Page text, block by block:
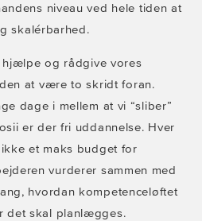
niveau ved hele tiden at
skalérbarhed.
og rådgive vores
at være to skridt foran.
dage i mellem at vi “sliber”
er der fri uddannelse. Hver
et maks budget for
vurderer sammen med
hvordan kompetenceløftet
det skal planlægges.